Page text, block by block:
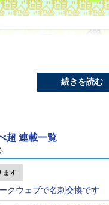
続きを読む
超 連載一覧
ます
クウェブで名刺交換です